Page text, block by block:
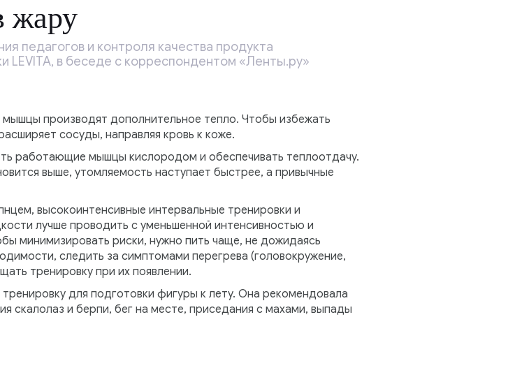
жару
педагогов и контроля качества продукта
LEVITA, в беседе с корреспондентом «Ленты.ру»
производят дополнительное тепло. Чтобы избежать
сосуды, направляя кровь к коже.
работающие мышцы кислородом и обеспечивать теплоотдачу.
выше, утомляемость наступает быстрее, а привычные
высокоинтенсивные интервальные тренировки и
лучше проводить с уменьшенной интенсивностью и
минимизировать риски, нужно пить чаще, не дожидаясь
следить за симптомами перегрева (головокружение,
тренировку при их появлении.
для подготовки фигуры к лету. Она рекомендовала
скалолаз и берпи, бег на месте, приседания с махами, выпады